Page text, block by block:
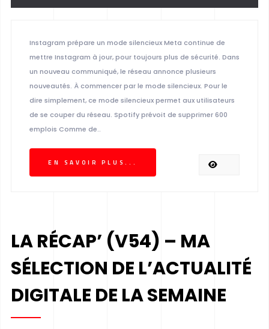
Instagram prépare un mode silencieux Meta continue de
mettre Instagram à jour, pour toujours plus de sécurité. Dans
un nouveau communiqué, le réseau annonce plusieurs
nouveautés. À commencer par le mode silencieux. Pour le
dire simplement, ce mode silencieux permet aux utilisateurs
de se couper du réseau. Spotify prévoit de supprimer 600
emplois Comme de..
EN SAVOIR PLUS...
LA RÉCAP’ (V54) – MA
SÉLECTION DE L’ACTUALITÉ
DIGITALE DE LA SEMAINE